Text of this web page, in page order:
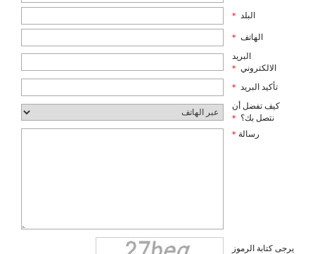
البلد *
الهاتف *
البريد
الالكتروني *
تأكيد البريد *
كيف تفضل أن
نتصل بك؟ *
رسالة *
يرجى كتابة الرموز